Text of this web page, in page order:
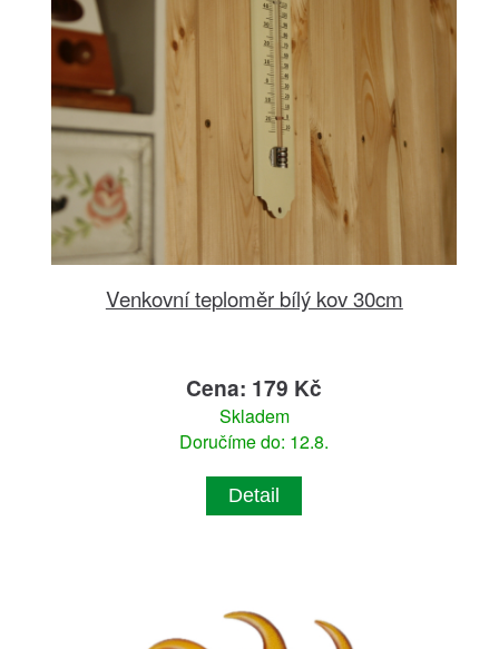
Venkovní teploměr bílý kov 30cm
Cena: 179 Kč
Skladem
Doručíme do: 12.8.
Detail